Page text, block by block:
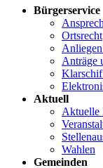
Bürgerservice
Ortsrecht
Anträge
Aktuell
Aktuelle
Wahlen
Gemeinden